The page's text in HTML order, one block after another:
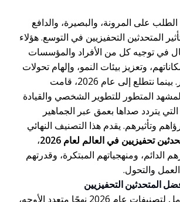
على المرونة، والبصيرة، والدافع
المتحدثين التحفيزيين في التوسع. هؤلاء
في توجيه كل من الأفراد والمؤسسات
وتعزيز بيئات النمو، وإلهام تحولات
عميقة في المنظور. بينما نتطلع إلى عام 2026، قامت
المتطور للتطوير الشخصي والقيادة
يتردد صداها بعمق عبر الجماهير
وتأثيرهم. يقدم هذا التصنيف النهائي
،
الدائم، ومنهجياتهم المبتكرة، وقدرتهم
والتحول.
المتحدثين التحفيزيين
تضمن تقييمنا الشامل لتصنيفات عام 2026 نهجًا متعدد الأوجه،